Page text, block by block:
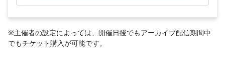
※主催者の設定によっては、開催日後でもアーカイブ配信期間中
でもチケット購入が可能です。